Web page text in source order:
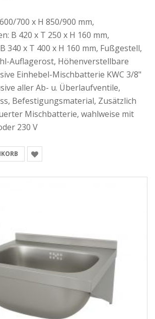
700 x H 850/900 mm,
B 420 x T 250 x H 160 mm,
340 x T 400 x H 160 mm, Fußgestell,
Auflagerost, Höhenverstellbare
Einhebel-Mischbatterie KWC 3/8"
aller Ab- u. Überlaufventile,
Befestigungsmaterial, Zusätzlich
Mischbatterie, wahlweise mit
230 V